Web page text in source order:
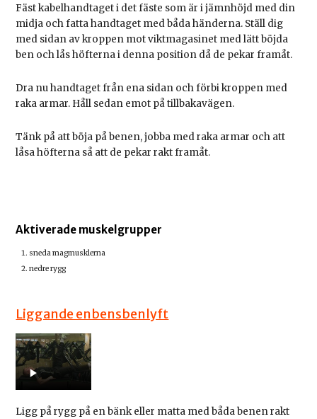
Fäst kabelhandtaget i det fäste som är i jämnhöjd med din
midja och fatta handtaget med båda händerna. Ställ dig
med sidan av kroppen mot viktmagasinet med lätt böjda
ben och lås höfterna i denna position då de pekar framåt.
Dra nu handtaget från ena sidan och förbi kroppen med
raka armar. Håll sedan emot på tillbakavägen.
Tänk på att böja på benen, jobba med raka armar och att
låsa höfterna så att de pekar rakt framåt.
Aktiverade muskelgrupper
sneda magmusklerna
nedre rygg
Liggande enbensbenlyft
Ligg på rygg på en bänk eller matta med båda benen rakt